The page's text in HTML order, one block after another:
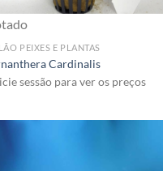
PEIXES E PLANTAS
Cardinalis
sessão para ver os preços